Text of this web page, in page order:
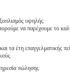
υψηλής
να παρέχουμε το
τα έτη επαγγελματικής
πώλησης